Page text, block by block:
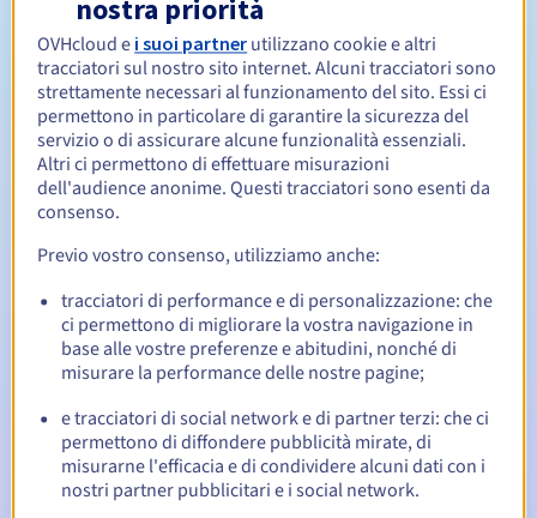
Periodo di rinnovo
Redemption period 40 giorni
Notifiche automatiche:
scadenza
Email il giorno della scadenzaper notificare la
sospensione del nome di dominio
Email dopo il Redemption Grace Periodper notificare la
cancellazione del nome di dominio
nostra priorità
OVHcloud e i suoi partner utilizzano cookie e altri
tracciatori sul nostro sito internet. Alcuni tracciatori sono
strettamente necessari al funzionamento del sito. Essi ci
permettono in particolare di garantire la sicurezza del
servizio o di assicurare alcune funzionalità essenziali.
Altri ci permettono di effettuare misurazioni
dell'audience anonime. Questi tracciatori sono esenti da
consenso.
Previo vostro consenso, utilizziamo anche:
tracciatori di performance e di personalizzazione: che
ci permettono di migliorare la vostra navigazione in
base alle vostre preferenze e abitudini, nonché di
misurare la performance delle nostre pagine;
e tracciatori di social network e di partner terzi: che ci
permettono di diffondere pubblicità mirate, di
misurarne l'efficacia e di condividere alcuni dati con i
nostri partner pubblicitari e i social network.